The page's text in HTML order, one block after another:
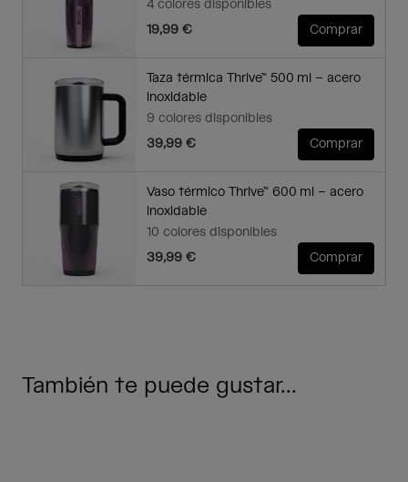
4 colores disponibles
19,99 €
Comprar
Taza térmica Thrive™ 500 ml – acero
inoxidable
9 colores disponibles
39,99 €
Comprar
Vaso térmico Thrive™ 600 ml – acero
inoxidable
10 colores disponibles
39,99 €
Comprar
También te puede gustar...